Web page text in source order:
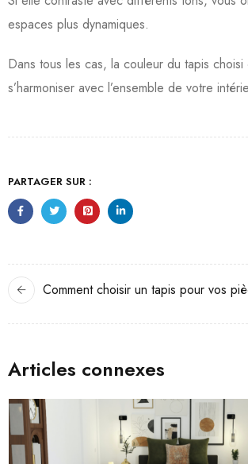
espaces plus dynamiques.
Dans tous les cas, la couleur du tapis choisi
s’harmoniser avec l’ensemble de votre
PARTAGER SUR :
Comment choisir un tapis pour vos
Articles connexes